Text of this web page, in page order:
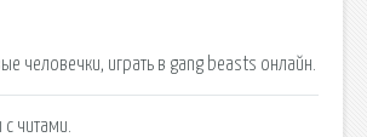
человечки, играть в gang beasts онлайн.
читами.